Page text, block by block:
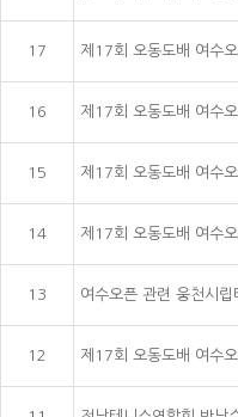
17 제17회 오동도배 여수
16 제17회 오동도배 여수
15 제17회 오동도배 여수
14 제17회 오동도배 여수
13 여수오픈 관련 웅천시
12 제17회 오동도배 여수